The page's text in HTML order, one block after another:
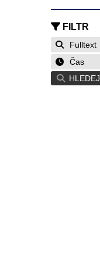
FILTR
Fulltext
Čas
HLEDEJ